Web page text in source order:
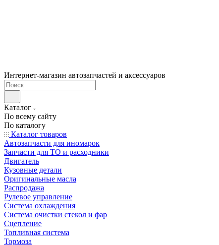
Интернет-магазин автозапчастей и аксессуаров
Каталог
По всему сайту
По каталогу
Каталог товаров
Автозапчасти для иномарок
Запчасти для ТО и расходники
Двигатель
Кузовные детали
Оригинальные масла
Распродажа
Рулевое управление
Система охлаждения
Система очистки стекол и фар
Сцепление
Топливная система
Тормоза